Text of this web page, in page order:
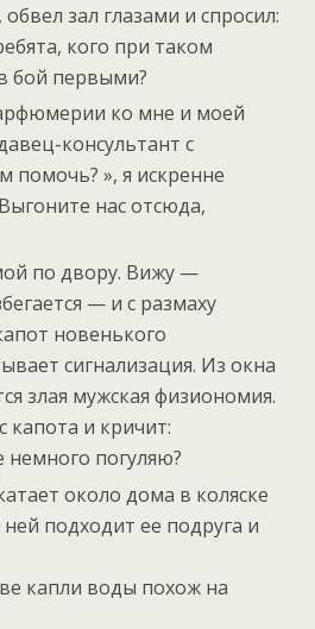
зал глазами и спросил:
кого при таком
бой первыми?
ко мне и моей
консультант с
помочь? », я искренне
нас отсюда,
по двору. Вижу —
— и с размаху
новенького
сигнализация. Из окна
злая мужская физиономия.
капота и кричит:
погуляю?
около дома в коляске
подходит ее подруга и
капли воды похож на